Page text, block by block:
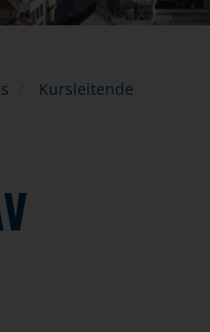
Kursleitende